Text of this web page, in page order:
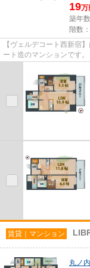
19万
築年
階数
【ヴェルデコート西新宿
ート造のマンションです。 現在の空室確認は電話またはメールにてお問い合わせ
賃貸｜マンション
丸ノ